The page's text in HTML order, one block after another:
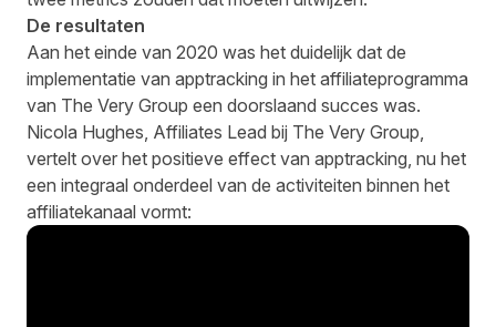
De resultaten
Aan het einde van 2020 was het duidelijk dat de
implementatie van apptracking in het affiliateprogramma
van The Very Group een doorslaand succes was.
Nicola Hughes, Affiliates Lead bij The Very Group,
vertelt over het positieve effect van apptracking, nu het
een integraal onderdeel van de activiteiten binnen het
affiliatekanaal vormt: